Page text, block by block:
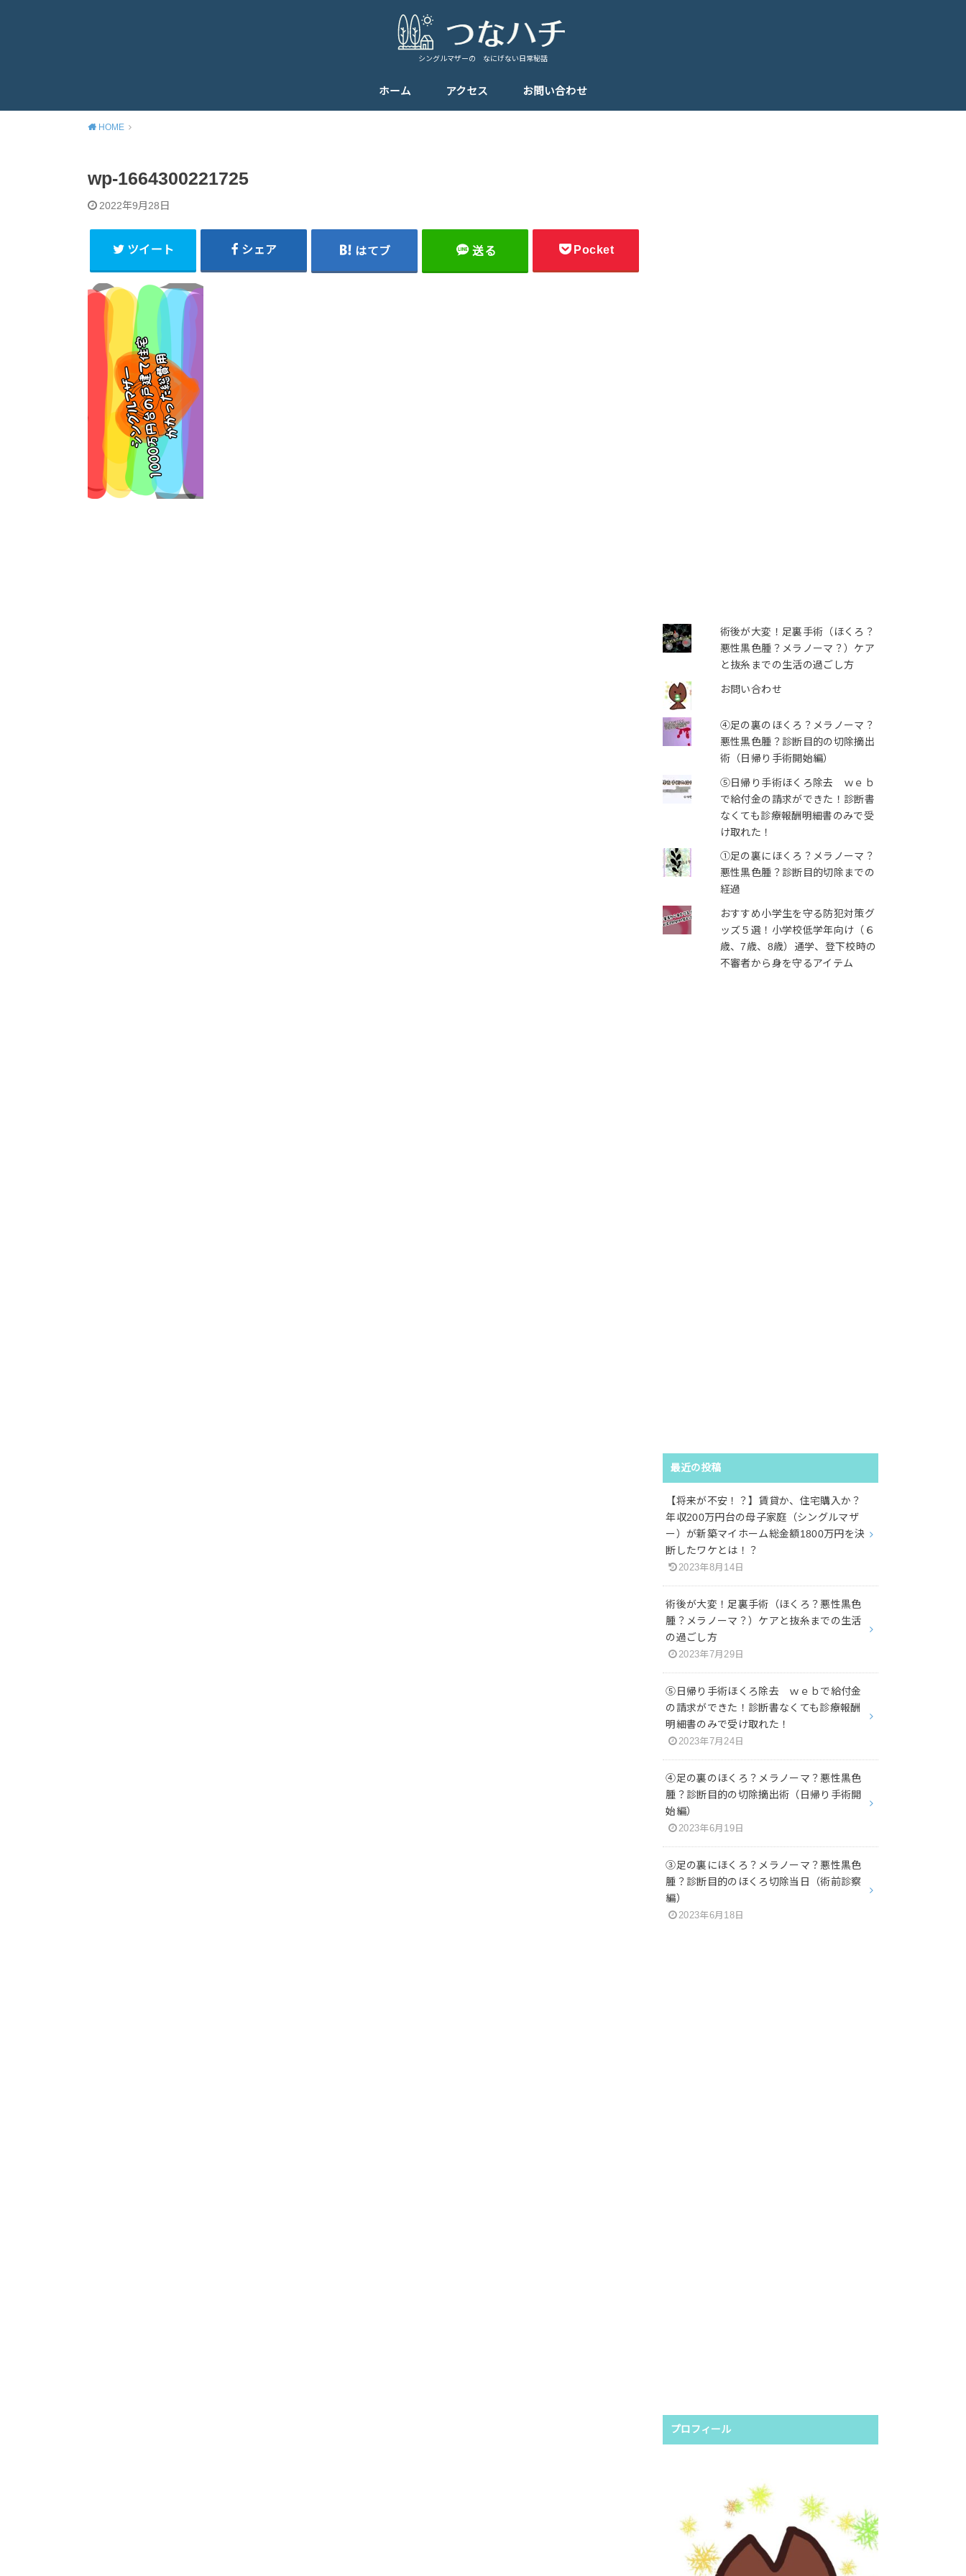
シングルマザーの なにげない日常秘話
ホーム アクセス お問い合わせ
HOME
wp-1664300221725
2022年9月28日
ツイート シェア はてブ 送る Pocket
術後が大変！足裏手術（ほくろ？
悪性黒色腫？メラノーマ？）ケア
と抜糸までの生活の過ごし方
お問い合わせ
④足の裏のほくろ？メラノーマ？
悪性黒色腫？診断目的の切除摘出
術（日帰り手術開始編）
⑤日帰り手術ほくろ除去 ｗｅｂ
で給付金の請求ができた！診断書
なくても診療報酬明細書のみで受
け取れた！
①足の裏にほくろ？メラノーマ？
悪性黒色腫？診断目的切除までの
経過
おすすめ小学生を守る防犯対策グ
ッズ５選！小学校低学年向け（６
歳、7歳、8歳）通学、登下校時の
不審者から身を守るアイテム
最近の投稿
【将来が不安！？】賃貸か、住宅購入か？
年収200万円台の母子家庭（シングルマザ
ー）が新築マイホーム総金額1800万円を決
断したワケとは！？
2023年8月14日
術後が大変！足裏手術（ほくろ？悪性黒色
腫？メラノーマ？）ケアと抜糸までの生活
の過ごし方
2023年7月29日
⑤日帰り手術ほくろ除去 ｗｅｂで給付金
の請求ができた！診断書なくても診療報酬
明細書のみで受け取れた！
2023年7月24日
④足の裏のほくろ？メラノーマ？悪性黒色
腫？診断目的の切除摘出術（日帰り手術開
始編）
2023年6月19日
③足の裏にほくろ？メラノーマ？悪性黒色
腫？診断目的のほくろ切除当日（術前診察
編）
2023年6月18日
プロフィール